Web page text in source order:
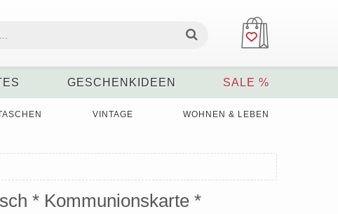
GESCHENKIDEEN SALE %
VINTAGE WOHNEN & LEBEN
* Kommunionskarte *